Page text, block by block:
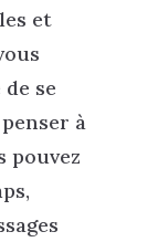
et
se
à
pouvez